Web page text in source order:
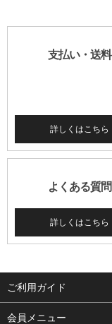
支払い・送料
詳しくはこちら
よくある質問
詳しくはこちら
ご利用ガイド
よくある質問
会員メニュー